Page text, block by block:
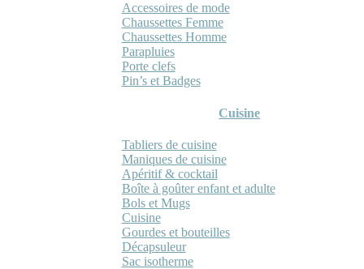
Accessoires de mode
Chaussettes Femme
Chaussettes Homme
Parapluies
Porte clefs
Pin’s et Badges
Cuisine
Tabliers de cuisine
Maniques de cuisine
Apéritif & cocktail
Boîte à goûter enfant et adulte
Bols et Mugs
Cuisine
Gourdes et bouteilles
Décapsuleur
Sac isotherme